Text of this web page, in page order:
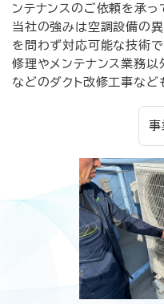
ンテナンスのご依頼を承っ
当社の強みは空調設備の異
を問わず対応可能な技術で
修理やメンテナンス業務以
などのダクト改修工事など
事